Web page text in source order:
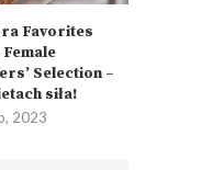
Favorites
Selection –
siła!
2023